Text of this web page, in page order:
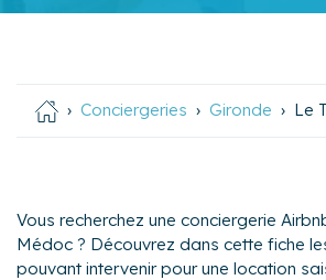
Conciergeries Gironde Le
Vous recherchez une conciergerie
Médoc ? Découvrez dans cette fiche
pouvant intervenir pour une location